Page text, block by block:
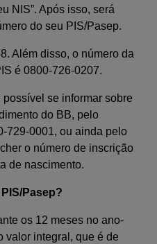
NIS”. Após isso, será
do seu PIS/Pasep.
Além disso, o número da
é 0800-726-0207.
se informar sobre
do BB, pelo
729-0001, ou ainda pelo
o número de inscrição
de nascimento.
Pasep?
os 12 meses no ano-
valor integral, que é de